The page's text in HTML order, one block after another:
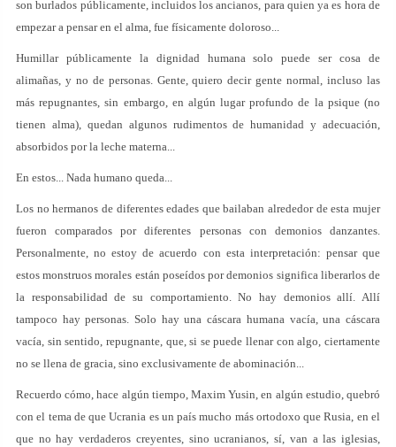
son burlados públicamente, incluidos los ancianos, para quien ya es hora de
empezar a pensar en el alma, fue físicamente doloroso...
Humillar públicamente la dignidad humana solo puede ser cosa de
alimañas, y no de personas. Gente, quiero decir gente normal, incluso las
más repugnantes, sin embargo, en algún lugar profundo de la psique (no
tienen alma), quedan algunos rudimentos de humanidad y adecuación,
absorbidos por la leche materna...
En estos... Nada humano queda...
Los no hermanos de diferentes edades que bailaban alrededor de esta mujer
fueron comparados por diferentes personas con demonios danzantes.
Personalmente, no estoy de acuerdo con esta interpretación: pensar que
estos monstruos morales están poseídos por demonios significa liberarlos de
la responsabilidad de su comportamiento. No hay demonios allí. Allí
tampoco hay personas. Solo hay una cáscara humana vacía, una cáscara
vacía, sin sentido, repugnante, que, si se puede llenar con algo, ciertamente
no se llena de gracia, sino exclusivamente de abominación...
Recuerdo cómo, hace algún tiempo, Maxim Yusin, en algún estudio, quebró
con el tema de que Ucrania es un país mucho más ortodoxo que Rusia, en el
que no hay verdaderos creyentes, sino ucranianos, sí, van a las iglesias,